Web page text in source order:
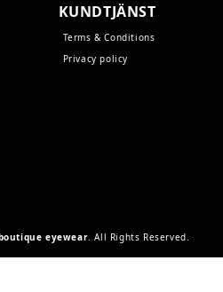
KUNDTJÄNST
Terms & Conditions
Privacy policy
eyewear . All Rights Reserved.